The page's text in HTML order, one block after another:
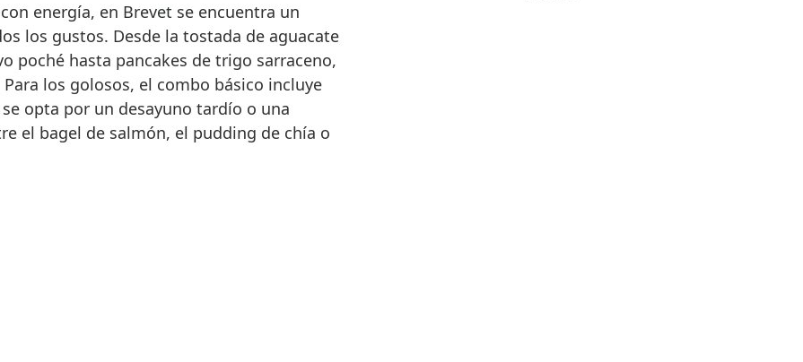
energía, en Brevet se encuentra un
los gustos. Desde la tostada de aguacate
poché hasta pancakes de trigo sarraceno,
los golosos, el combo básico incluye
opta por un desayuno tardío o una
el bagel de salmón, el pudding de chía o